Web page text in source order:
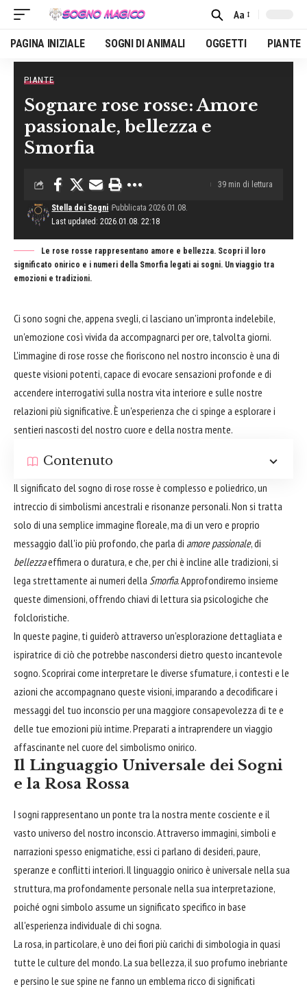
Font
Resizer
Aa
PAGINA INIZIALE SOGNI DI ANIMALI OGGETTI PIANTE
Home»Piante
PIANTE
Sognare rose rosse: Amore
passionale, bellezza e
Smorfia
Last updated: 2026.01.08. 22:18
Stella dei Sogni Pubblicata 2026.01.08.
39 min di lettura
Le rose rosse rappresentano amore e bellezza. Scopri il loro
significato onirico e i numeri della Smorfia legati ai sogni. Un viaggio tra
emozioni e tradizioni.
Ci sono sogni che, appena svegli, ci lasciano un'impronta indelebile,
un'emozione così vivida da accompagnarci per ore, talvolta giorni.
L'immagine di rose rosse che fioriscono nel nostro inconscio è una di
queste visioni potenti, capace di evocare sensazioni profonde e di
accendere interrogativi sulla nostra vita interiore e sulle nostre
relazioni più significative. È un'esperienza che ci spinge a esplorare i
sentieri nascosti del nostro cuore e della nostra mente.
Contenuto
Il significato del sogno di rose rosse è complesso e poliedrico, un
intreccio di simbolismi ancestrali e risonanze personali. Non si tratta
solo di una semplice immagine floreale, ma di un vero e proprio
messaggio dall'io più profondo, che parla di amore passionale, di
bellezzaeffimera o duratura, e che, per chi è incline alle tradizioni, si
lega strettamente ai numeri della Smorfia. Approfondiremo insieme
queste dimensioni, offrendo chiavi di lettura sia psicologiche che
folcloristiche.
In queste pagine, ti guiderò attraverso un'esplorazione dettagliata e
ispiratrice di ciò che potrebbe nascondersi dietro questo incantevole
sogno. Scoprirai come interpretare le diverse sfumature, i contesti e le
azioni che accompagnano queste visioni, imparando a decodificare i
messaggi del tuo inconscio per una maggiore consapevolezza di te e
delle tue emozioni più intime. Preparati a intraprendere un viaggio
affascinante nel cuore del simbolismo onirico.
Il Linguaggio Universale dei Sogni
e la Rosa Rossa
I sogni rappresentano un ponte tra la nostra mente cosciente e il
vasto universo del nostro inconscio. Attraverso immagini, simboli e
narrazioni spesso enigmatiche, essi ci parlano di desideri, paure,
speranze e conflitti interiori. Il linguaggio onirico è universale nella sua
struttura, ma profondamente personale nella sua interpretazione,
poiché ogni simbolo assume un significato specifico in base
all'esperienza individuale di chi sogna.
La rosa, in particolare, è uno dei fiori più carichi di simbologia in quasi
tutte le culture del mondo. La sua bellezza, il suo profumo inebriante
e persino le sue spine ne fanno un emblema ricco di significati